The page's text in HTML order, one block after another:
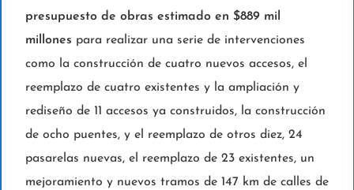
presupuesto de obras estimado en $889 mil
millones para realizar una serie de intervenciones
como la construcción de cuatro nuevos accesos, el
reemplazo de cuatro existentes y la ampliación y
rediseño de 11 accesos ya construidos, la construcción
de ocho puentes, y el reemplazo de otros diez, 24
pasarelas nuevas, el reemplazo de 23 existentes, un
mejoramiento y nuevos tramos de 147 km de calles de